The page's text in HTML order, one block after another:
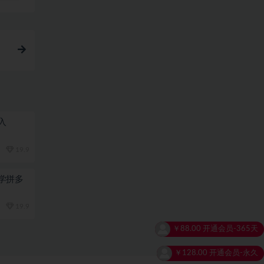
拼多
￥128.00 开通会员-永久
￥128.00 开通会员-永久